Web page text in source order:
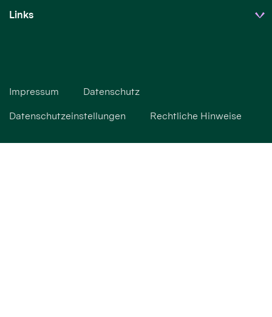
Links
Impressum Datenschutz
Datenschutzeinstellungen Rechtliche Hinweise